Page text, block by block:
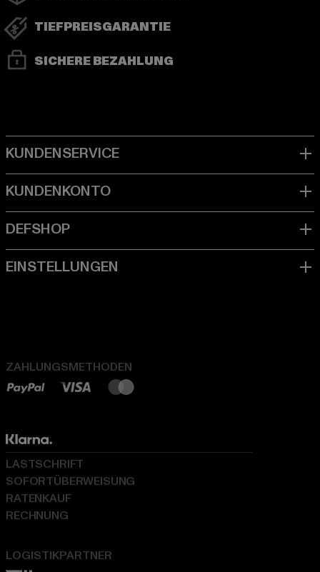
TIEFPREISGARANTIE
SICHERE BEZAHLUNG
ZAHLUNGSMETHODEN
LOGISTIKPARTNER
LASTSCHRIFT
SOFORTÜBERWEISUNG
RATENKAUF
RECHNUNG